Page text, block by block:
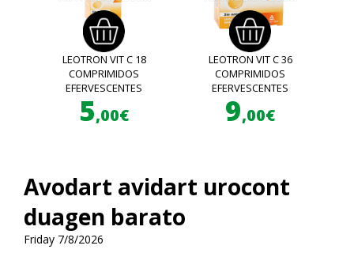
LEOTRON VIT C 18
COMPRIMIDOS
EFERVESCENTES
5,00€
LEOTRON VIT C 36
COMPRIMIDOS
EFERVESCENTES
9,00€
Avodart avidart urocont
duagen barato
Friday 7/8/2026